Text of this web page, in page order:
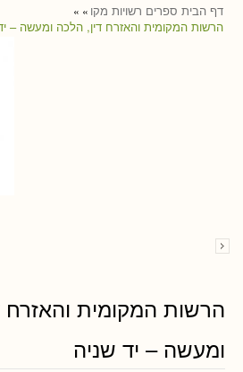
דף הבית » ספרים רשויות מקו »
הרשות המקומית והאזרח דין, הלכה ומעשה –
הרשות המקומית והאזרח
ומעשה – יד שניה